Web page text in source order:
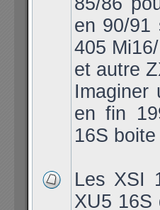
en 90/91
405 Mi16/
et autre
Imaginer
en fin
16S boite
Les XSI
XU5